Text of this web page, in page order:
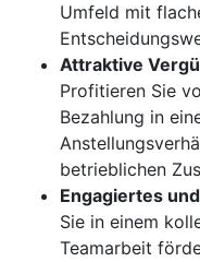
Umfeld mit
Attraktive
Profitieren Sie
Bezahlung in
betrieblichen
Engagiertes
Sie in einem
Teamarbeit